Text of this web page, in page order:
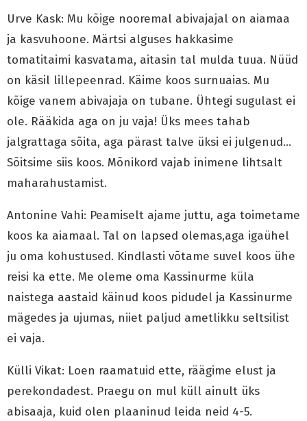
Urve Kask: Mu kõige nooremal abivajajal on aiamaa
ja kasvuhoone. Märtsi alguses hakkasime
tomatitaimi kasvatama, aitasin tal mulda tuua. Nüüd
on käsil lillepeenrad. Käime koos surnuaias. Mu
kõige vanem abivajaja on tubane. Ühtegi sugulast ei
ole. Rääkida aga on ju vaja! Üks mees tahab
jalgrattaga sõita, aga pärast talve üksi ei julgenud…
Sõitsime siis koos. Mõnikord vajab inimene lihtsalt
maharahustamist.
Antonine Vahi: Peamiselt ajame juttu, aga toimetame
koos ka aiamaal. Tal on lapsed olemas,aga igaühel
ju oma kohustused. Kindlasti võtame suvel koos ühe
reisi ka ette. Me oleme oma Kassinurme küla
naistega aastaid käinud koos pidudel ja Kassinurme
mägedes ja ujumas, niiet paljud ametlikku seltsilist
ei vaja.
Külli Vikat: Loen raamatuid ette, räägime elust ja
perekondadest. Praegu on mul küll ainult üks
abisaaja, kuid olen plaaninud leida neid 4-5.